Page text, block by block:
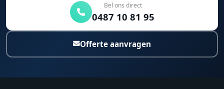
Bel ons direct
0487 10 81 95
Offerte aanvragen